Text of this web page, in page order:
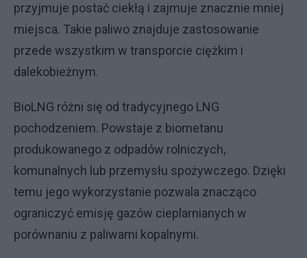
przyjmuje postać ciekłą i zajmuje znacznie mniej
miejsca. Takie paliwo znajduje zastosowanie
przede wszystkim w transporcie ciężkim i
dalekobieżnym.
BioLNG różni się od tradycyjnego LNG
pochodzeniem. Powstaje z biometanu
produkowanego z odpadów rolniczych,
komunalnych lub przemysłu spożywczego. Dzięki
temu jego wykorzystanie pozwala znacząco
ograniczyć emisję gazów cieplarnianych w
porównaniu z paliwami kopalnymi.